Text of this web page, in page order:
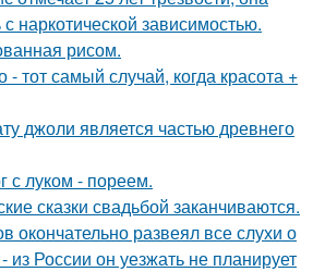
наркотической зависимостью.
рисом.
тот самый случай, когда красота +
джоли является частью древнего
с луком - пореем.
сказки свадьбой заканчиваются.
окончательно развеял все слухи о
России он уезжать не планирует